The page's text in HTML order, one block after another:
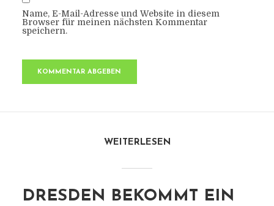
Name, E-Mail-Adresse und Website in diesem
Browser für meinen nächsten Kommentar
speichern.
WEITERLESEN
DRESDEN BEKOMMT EIN